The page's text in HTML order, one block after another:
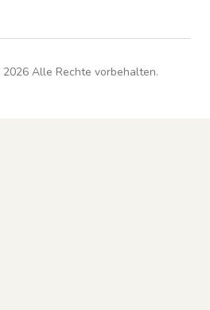
2026Alle Rechte vorbehalten.